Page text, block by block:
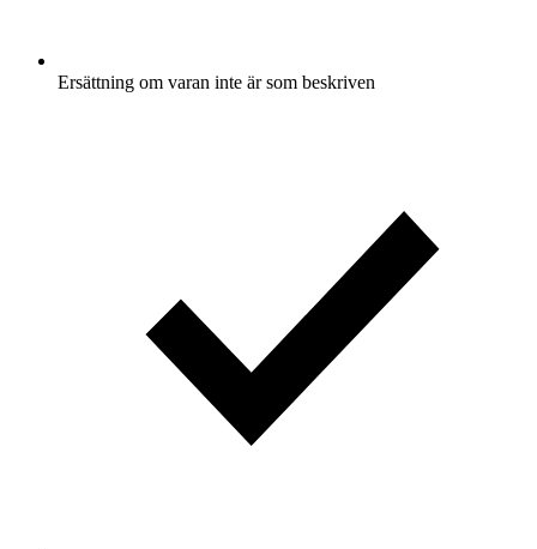
Ersättning om varan inte är som beskriven